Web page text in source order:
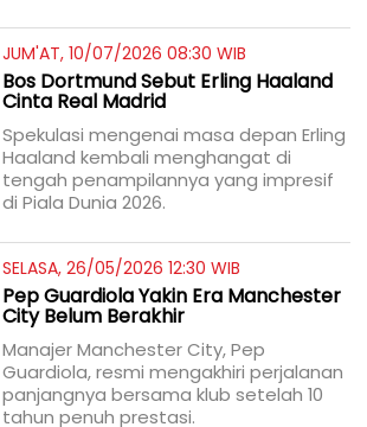
JUM'AT, 10/07/2026 08:30 WIB
Bos Dortmund Sebut Erling Haaland
Cinta Real Madrid
Spekulasi mengenai masa depan Erling
Haaland kembali menghangat di
tengah penampilannya yang impresif
di Piala Dunia 2026.
SELASA, 26/05/2026 12:30 WIB
Pep Guardiola Yakin Era Manchester
City Belum Berakhir
Manajer Manchester City, Pep
Guardiola, resmi mengakhiri perjalanan
panjangnya bersama klub setelah 10
tahun penuh prestasi.